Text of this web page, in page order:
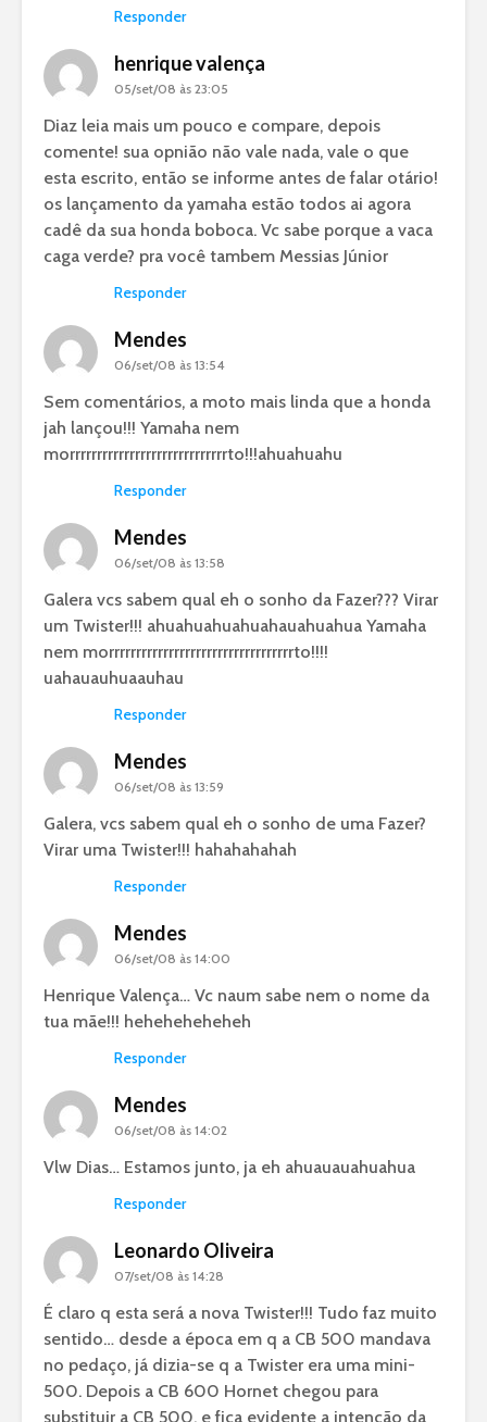
Responder
henrique valença
05/set/08 às 23:05
Diaz leia mais um pouco e compare, depois
comente! sua opnião não vale nada, vale o que
esta escrito, então se informe antes de falar otário!
os lançamento da yamaha estão todos ai agora
cadê da sua honda boboca. Vc sabe porque a vaca
caga verde? pra você tambem Messias Júnior
Responder
Mendes
06/set/08 às 13:54
Sem comentários, a moto mais linda que a honda
jah lançou!!! Yamaha nem
morrrrrrrrrrrrrrrrrrrrrrrrrrrrrto!!!ahuahuahu
Responder
Mendes
06/set/08 às 13:58
Galera vcs sabem qual eh o sonho da Fazer??? Virar
um Twister!!! ahuahuahuahuahauahuahua Yamaha
nem morrrrrrrrrrrrrrrrrrrrrrrrrrrrrrrrrrto!!!!
uahauauhuaauhau
Responder
Mendes
06/set/08 às 13:59
Galera, vcs sabem qual eh o sonho de uma Fazer?
Virar uma Twister!!! hahahahahah
Responder
Mendes
06/set/08 às 14:00
Henrique Valença… Vc naum sabe nem o nome da
tua mãe!!! heheheheheheh
Responder
Mendes
06/set/08 às 14:02
Vlw Dias… Estamos junto, ja eh ahuauauahuahua
Responder
Leonardo Oliveira
07/set/08 às 14:28
É claro q esta será a nova Twister!!! Tudo faz muito
sentido… desde a época em q a CB 500 mandava
no pedaço, já dizia-se q a Twister era uma mini-
500. Depois a CB 600 Hornet chegou para
substituir a CB 500, e fica evidente a intenção da